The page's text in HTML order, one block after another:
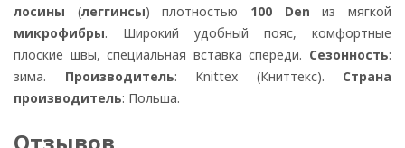
лосины (леггинсы) плотностью 100 Den из мягкой
микрофибры. Широкий удобный пояс, комфортные
плоские швы, специальная вставка спереди. Сезонность:
зима. Производитель: Knittex (Книттекс). Страна
производитель: Польша.